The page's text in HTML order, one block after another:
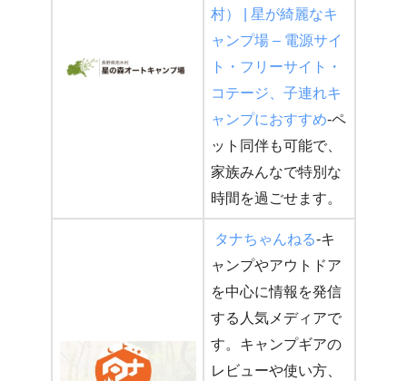
村） | 星が綺麗なキ
ャンプ場 – 電源サイ
ト・フリーサイト・
コテージ、子連れキ
ャンプにおすすめ-ペ
ット同伴も可能で、
家族みんなで特別な
時間を過ごせます。
タナちゃんねる-キ
ャンプやアウトドア
を中心に情報を発信
する人気メディアで
す。キャンプギアの
レビューや使い方、